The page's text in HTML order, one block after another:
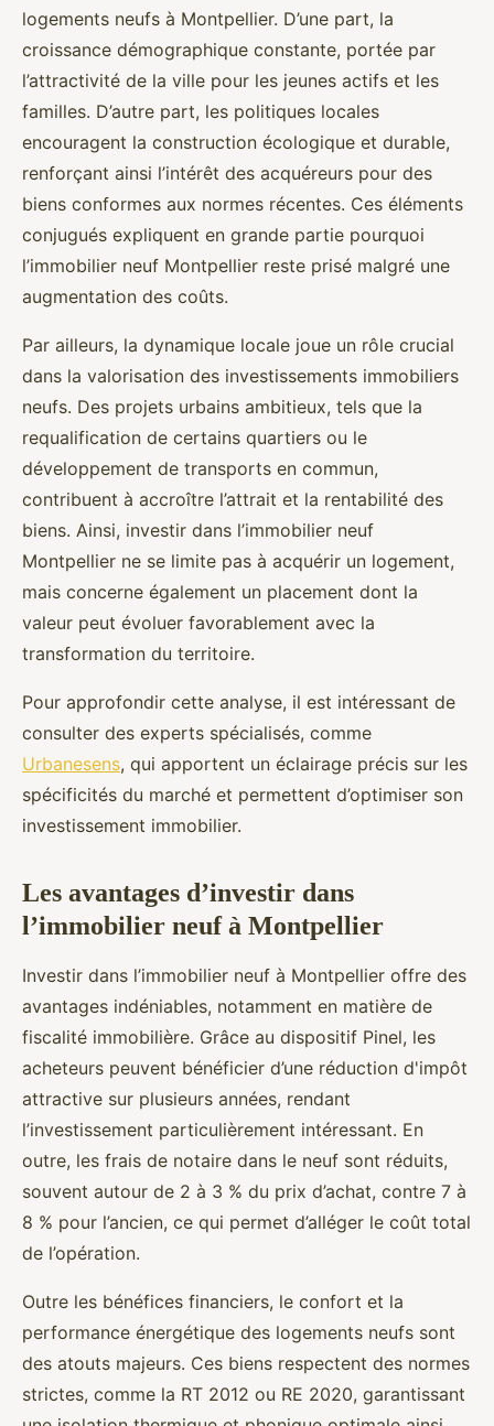
logements neufs à Montpellier. D’une part, la
croissance démographique constante, portée par
l’attractivité de la ville pour les jeunes actifs et les
familles. D’autre part, les politiques locales
encouragent la construction écologique et durable,
renforçant ainsi l’intérêt des acquéreurs pour des
biens conformes aux normes récentes. Ces éléments
conjugués expliquent en grande partie pourquoi
l’immobilier neuf Montpellier reste prisé malgré une
augmentation des coûts.
Par ailleurs, la dynamique locale joue un rôle crucial
dans la valorisation des investissements immobiliers
neufs. Des projets urbains ambitieux, tels que la
requalification de certains quartiers ou le
développement de transports en commun,
contribuent à accroître l’attrait et la rentabilité des
biens. Ainsi, investir dans l’immobilier neuf
Montpellier ne se limite pas à acquérir un logement,
mais concerne également un placement dont la
valeur peut évoluer favorablement avec la
transformation du territoire.
Pour approfondir cette analyse, il est intéressant de
consulter des experts spécialisés, comme
Urbanesens, qui apportent un éclairage précis sur les
spécificités du marché et permettent d’optimiser son
investissement immobilier.
Les avantages d’investir dans
l’immobilier neuf à Montpellier
Investir dans l’immobilier neuf à Montpellier offre des
avantages indéniables, notamment en matière de
fiscalité immobilière. Grâce au dispositif Pinel, les
acheteurs peuvent bénéficier d’une réduction d'impôt
attractive sur plusieurs années, rendant
l’investissement particulièrement intéressant. En
outre, les frais de notaire dans le neuf sont réduits,
souvent autour de 2 à 3 % du prix d’achat, contre 7 à
8 % pour l’ancien, ce qui permet d’alléger le coût total
de l’opération.
Outre les bénéfices financiers, le confort et la
performance énergétique des logements neufs sont
des atouts majeurs. Ces biens respectent des normes
strictes, comme la RT 2012 ou RE 2020, garantissant